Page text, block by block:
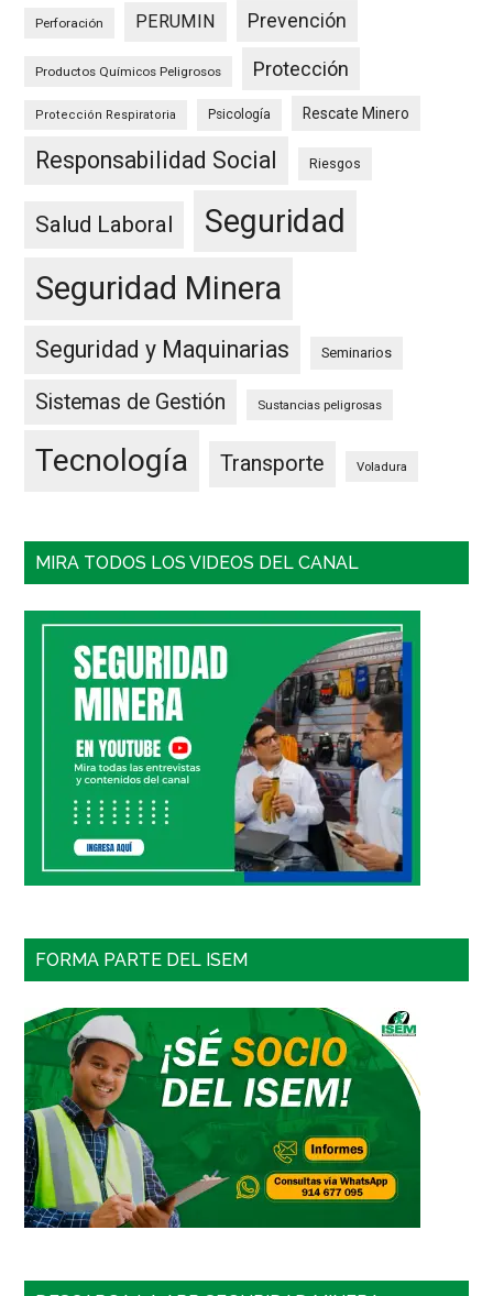
Perforación PERUMIN Prevención
Productos Químicos Peligrosos Protección
Protección Respiratoria Psicología Rescate Minero
Responsabilidad Social Riesgos
Salud Laboral
Seguridad
Seguridad Minera
Seguridad y Maquinarias Seminarios
Sistemas de Gestión Sustancias peligrosas
Tecnología Transporte Voladura
MIRA TODOS LOS VIDEOS DEL CANAL
FORMA PARTE DEL ISEM